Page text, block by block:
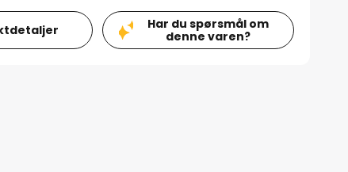
Har du spørsmål om
denne varen?